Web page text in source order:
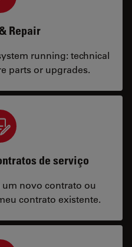
Repair
running: technical
parts or upgrades.
de serviço
um novo contrato ou
contrato existente.